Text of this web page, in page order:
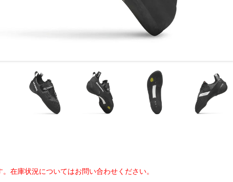
在庫状況についてはお問い合わせください。